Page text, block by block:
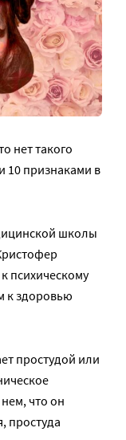
нет такого
10 признаками в
школы
психическому
к здоровью
простудой или
что он
простуда